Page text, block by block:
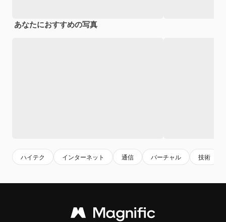
あなたにおすすめの写真
ハイテク インターネット 通信 バーチャル 技術